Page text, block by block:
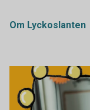
Om Lyckoslanten